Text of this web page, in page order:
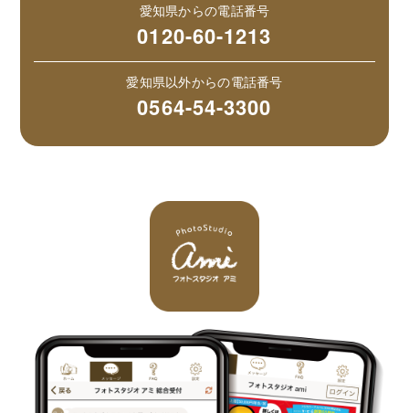
愛知県からの電話番号
0120-60-1213
愛知県以外からの電話番号
0564-54-3300